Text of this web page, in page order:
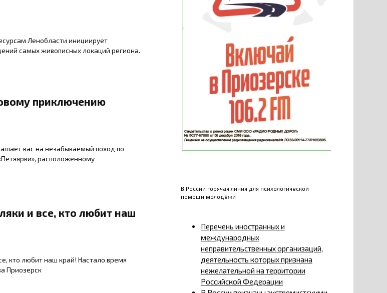
Ленобласти инициирует
самых живописных локаций региона.
приключению
вас на незабываемый поход по
расположенному
и все, кто любит наш
кто любит наш край! Настало время
Приозерск
В России горячая линия для психологической
помощи молодёжи
Перечень иностранных и
международных
неправительственных организаций,
деятельность которых признана
нежелательной на территории
Российской Федерации